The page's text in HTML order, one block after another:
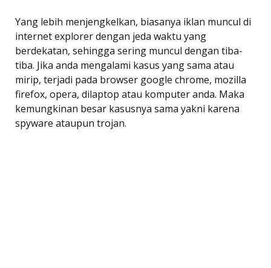
Yang lebih menjengkelkan, biasanya iklan muncul di
internet explorer dengan jeda waktu yang
berdekatan, sehingga sering muncul dengan tiba-
tiba. Jika anda mengalami kasus yang sama atau
mirip, terjadi pada browser google chrome, mozilla
firefox, opera, dilaptop atau komputer anda. Maka
kemungkinan besar kasusnya sama yakni karena
spyware ataupun trojan.